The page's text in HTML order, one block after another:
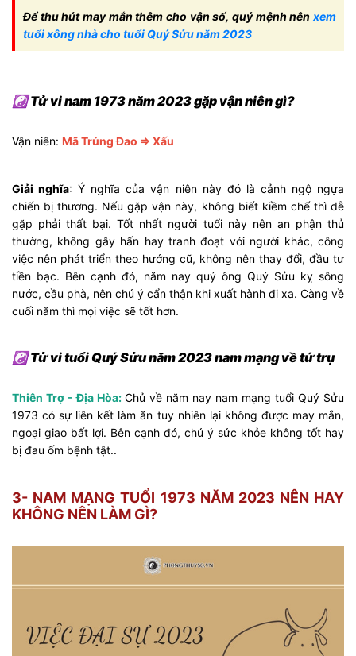
Để thu hút may mắn thêm cho vận số, quý mệnh nên xem
tuổi xông nhà cho tuổi Quý Sửu năm 2023
☯ Tử vi nam 1973 năm 2023 gặp vận niên gì?
Vận niên: Mã Trúng Đao ⇒ Xấu
Giải nghĩa: Ý nghĩa của vận niên này đó là cảnh ngộ ngựa
chiến bị thương. Nếu gặp vận này, không biết kiềm chế thì dễ
gặp phải thất bại. Tốt nhất người tuổi này nên an phận thủ
thường, không gây hấn hay tranh đoạt với người khác, công
việc nên phát triển theo hướng cũ, không nên thay đổi, đầu tư
tiền bạc. Bên cạnh đó, năm nay quý ông Quý Sửu kỵ sông
nước, cầu phà, nên chú ý cẩn thận khi xuất hành đi xa. Càng về
cuối năm thì mọi việc sẽ tốt hơn.
☯ Tử vi tuổi Quý Sửu năm 2023 nam mạng về tứ trụ
Thiên Trợ - Địa Hòa: Chủ về năm nay nam mạng tuổi Quý Sửu
1973 có sự liên kết làm ăn tuy nhiên lại không được may mắn,
ngoại giao bất lợi. Bên cạnh đó, chú ý sức khỏe không tốt hay
bị đau ốm bệnh tật..
3- NAM MẠNG TUỔI 1973 NĂM 2023 NÊN HAY
KHÔNG NÊN LÀM GÌ?